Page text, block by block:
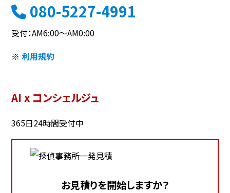
080-5227-4991
受付：AM6:00～AM0:00
※利用規約
AI x コンシェルジュ
365日24時間受付中
お見積りを開始しますか？